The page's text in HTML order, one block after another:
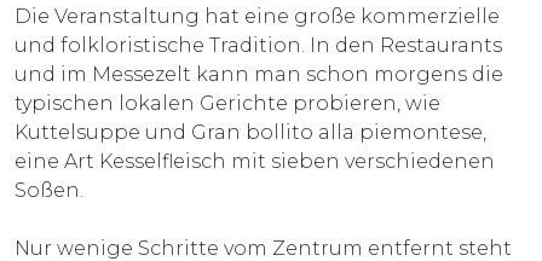
Die Veranstaltung hat eine große kommerzielle
und folkloristische Tradition. In den Restaurants
und im Messezelt kann man schon morgens die
typischen lokalen Gerichte probieren, wie
Kuttelsuppe und Gran bollito alla piemontese,
eine Art Kesselfleisch mit sieben verschiedenen
Soßen.
Nur wenige Schritte vom Zentrum entfernt steht